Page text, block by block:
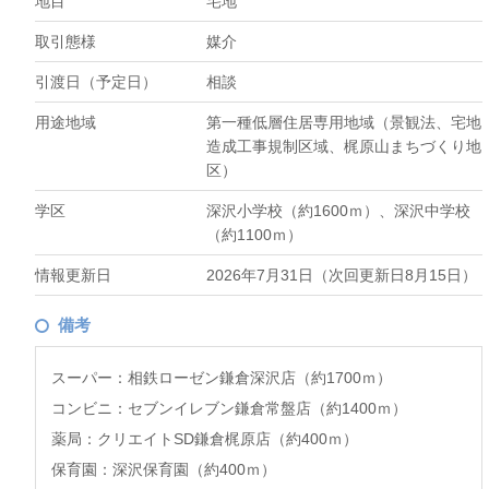
取引態様 媒介
引渡日（予定日） 相談
用途地域
第一種低層住居専用地域（景観法、宅地
造成工事規制区域、梶原山まちづくり地
区）
学区
深沢小学校（約1600ｍ）、深沢中学校
（約1100ｍ）
情報更新日 2026年7月31日（次回更新日8月15日）
備考
スーパー：相鉄ローゼン鎌倉深沢店（約1700ｍ）
コンビニ：セブンイレブン鎌倉常盤店（約1400ｍ）
薬局：クリエイトSD鎌倉梶原店（約400ｍ）
保育園：深沢保育園（約400ｍ）